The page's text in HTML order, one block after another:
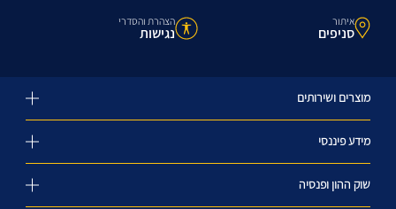
איתור
סניפים
הצהרת והסדרי
נגישות
מוצרים ושירותים
מידע פיננסי
שוק ההון ופנסיה